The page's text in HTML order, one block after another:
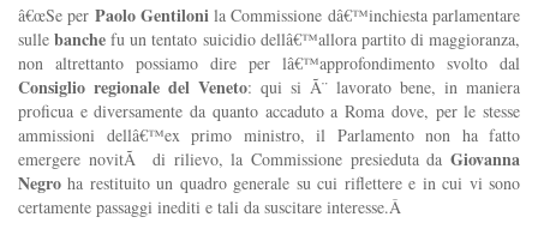
â€œSe per Paolo Gentilonila Commissione dâ€™inchiesta parlamentare
sulle banche fu un tentato suicidio dellâ€™allora partito di maggioranza,
non altrettanto possiamo dire per lâ€™approfondimento svolto dal
Consiglio regionale del Veneto: qui si Ã¨ lavorato bene, in maniera
proficua e diversamente da quanto accaduto a Roma dove, per le stesse
ammissioni dellâ€™ex primo ministro, il Parlamento non ha fatto
emergere novitÃ di rilievo, la Commissione presieduta da Giovanna
Negro ha restituito un quadro generale su cui riflettere e in cui vi sono
certamente passaggi inediti e tali da suscitare interesse.Â